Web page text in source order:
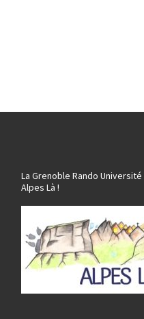
La Grenoble Rando
Alpes Là !